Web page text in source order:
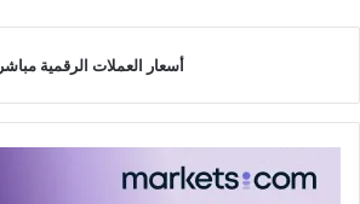
أسعار العملات الرقمية مباشر